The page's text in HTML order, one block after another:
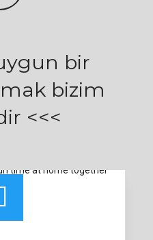
bir
bizim
<<<